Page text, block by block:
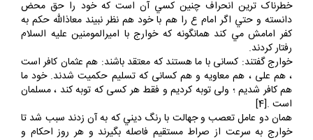
ناقص ديني کامل انگاشته شوند و بعد با تعصب و جهالت آميخته شود.
خطرناک ترين انحراف چنين کسي آن است که خود را حق محض
دانسته و حتي اگر امام ع را هم با خود هم نظر نبيند معاذالله حکم به
کفر امامش مي کند همانگونه که خوارج با اميرالمومنين عليه السلام
رفتار کردند.
خوارج گفتند: کسانى با ما هستند که معتقد باشند: هم عثمان کافر است
، هم على ، هم معاويه و هم کسانى که تسليم حکميت شدند. خود ما
هم کافر شديم ؛ ولى توبه کرديم و فقط هر کسى که توبه کند ، مسلمان
است .[4]
همان دو عامل تعصب و جهالت با رنگ ديني که به آن زدند سبب شد تا